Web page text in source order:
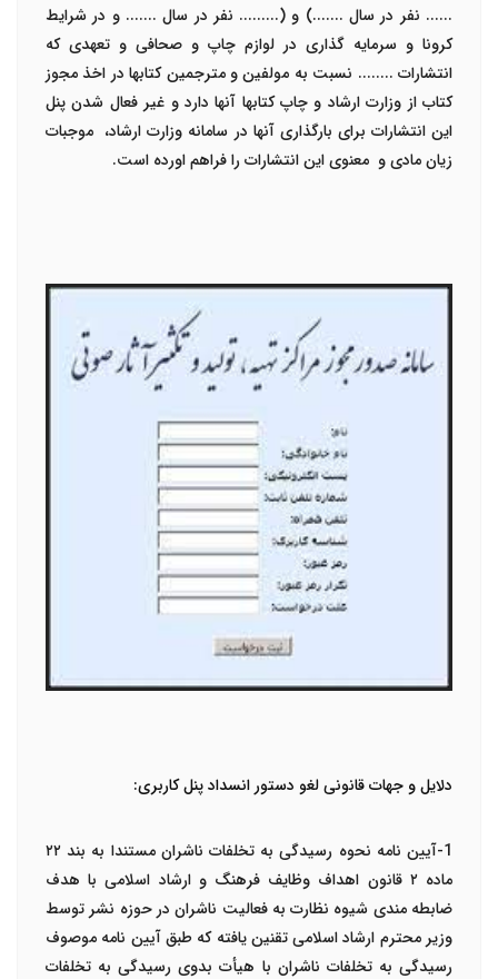
...... نفر در سال .......) و (......... نفر در سال ....... و در شرایط
کرونا و سرمایه گذاری در لوازم چاپ و صحافی و تعهدی که
انتشارات ........ نسبت به مولفین و مترجمین کتابها در اخذ مجوز
کتاب از وزارت ارشاد و چاپ کتابها آنها دارد و غیر فعال شدن پنل
این انتشارات برای بارگذاری آنها در سامانه وزارت ارشاد، موجبات
زیان مادی و معنوی این انتشارات را فراهم اورده است.
دلایل و جهات قانونی لغو دستور انسداد پنل کاربری:
1-آیین نامه نحوه رسیدگی به تخلفات ناشران مستندا به بند ۲۲
ماده ۲
قانون اهداف وظایف فرهنگ و ارشاد اسلامی با هدف
ضابطه مندی شیوه نظارت به فعالیت ناشران در حوزه نشر توسط
وزير محترم ارشاد اسلامی تقنین یافته که طبق آیین نامه موصوف
رسیدگی به تخلفات ناشران با هیأت بدوی رسیدگی به تخلفات